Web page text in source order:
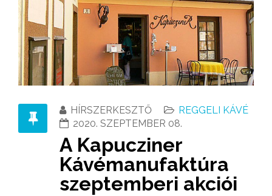
HÍRSZERKESZTŐ
REGGELI KÁVÉ
2020. SZEPTEMBER 08.
A Kapucziner
Kávémanufaktúra
szeptemberi akciói